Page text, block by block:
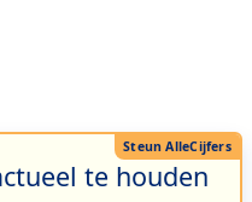
te houden